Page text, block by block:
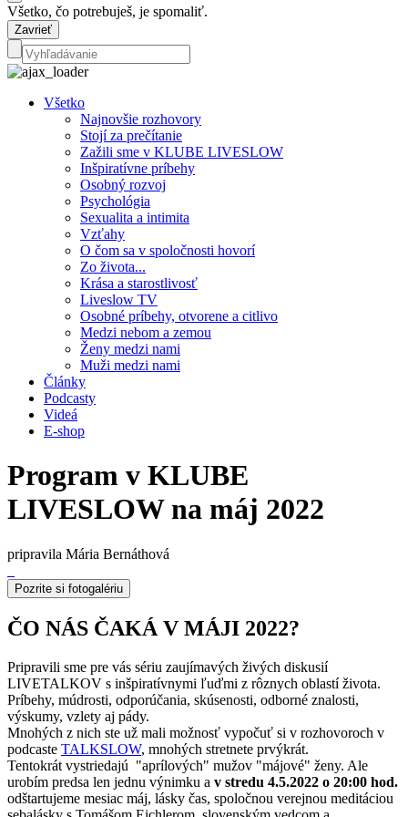
Všetko, čo potrebuješ, je spomaliť.
Zavrieť
Všetko
Najnovšie rozhovory
Stojí za prečítanie
Zažili sme v KLUBE LIVESLOW
Inšpiratívne príbehy
Osobný rozvoj
Psychológia
Sexualita a intimita
Vzťahy
O čom sa v spoločnosti hovorí
Zo života...
Krása a starostlivosť
Liveslow TV
Osobné príbehy, otvorene a citlivo
Medzi nebom a zemou
Ženy medzi nami
Muži medzi nami
Články
Podcasty
Videá
E-shop
Program v KLUBE
LIVESLOW na máj 2022
pripravila Mária Bernáthová
Pozrite si fotogalériu
ČO NÁS ČAKÁ V MÁJI 2022?
Pripravili sme pre vás sériu zaujímavých živých diskusií
LIVETALKOV s inšpiratívnymi ľuďmi z rôznych oblastí života.
Príbehy, múdrosti, odporúčania, skúsenosti, odborné znalosti,
výskumy, vzlety aj pády.
Mnohých z nich ste už mali možnosť vypočuť si v rozhovoroch v
podcaste TALKSLOW, mnohých stretnete prvýkrát.
Tentokrát vystriedajú "aprílových" mužov "májové" ženy. Ale
urobím predsa len jednu výnimku a v stredu 4.5.2022 o 20:00 hod.
odštartujeme mesiac máj, lásky čas, spoločnou verejnou meditáciou